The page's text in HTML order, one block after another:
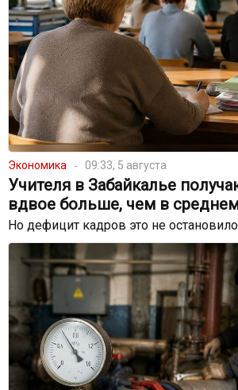
Экономика 09:33, 5 августа
Учителя в Забайкалье
вдвое больше, чем в
Но дефицит кадров это не остановило